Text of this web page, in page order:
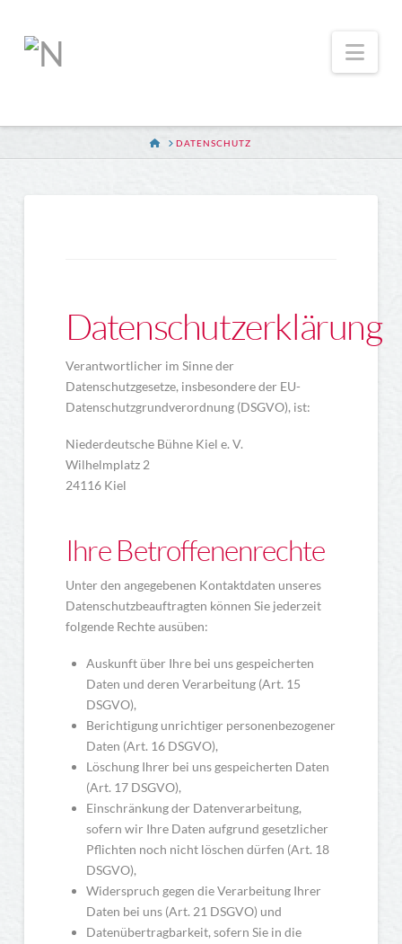
HOME
DATENSCHUTZ
Datenschutzerklärung
Verantwortlicher im Sinne der
Datenschutzgesetze, insbesondere der EU-
Datenschutzgrundverordnung (DSGVO), ist:
Niederdeutsche Bühne Kiel e. V.
Wilhelmplatz 2
24116 Kiel
Ihre Betroffenenrechte
Unter den angegebenen Kontaktdaten unseres
Datenschutzbeauftragten können Sie jederzeit
folgende Rechte ausüben:
Auskunft über Ihre bei uns gespeicherten
Daten und deren Verarbeitung (Art. 15
DSGVO),
Berichtigung unrichtiger personenbezogener
Daten (Art. 16 DSGVO),
Löschung Ihrer bei uns gespeicherten Daten
(Art. 17 DSGVO),
Einschränkung der Datenverarbeitung,
sofern wir Ihre Daten aufgrund gesetzlicher
Pflichten noch nicht löschen dürfen (Art. 18
DSGVO),
Widerspruch gegen die Verarbeitung Ihrer
Daten bei uns (Art. 21 DSGVO) und
Datenübertragbarkeit, sofern Sie in die